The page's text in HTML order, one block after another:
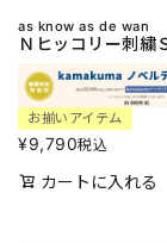
as know as de wan
Ｎヒッコリー刺繍
お揃いアイテム
¥9,790税込
カートに入れる